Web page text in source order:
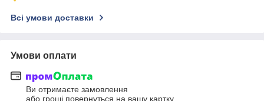
Всі умови доставки
Умови оплати
Ви отримаєте замовлення
або гроші повернуться на вашу картку